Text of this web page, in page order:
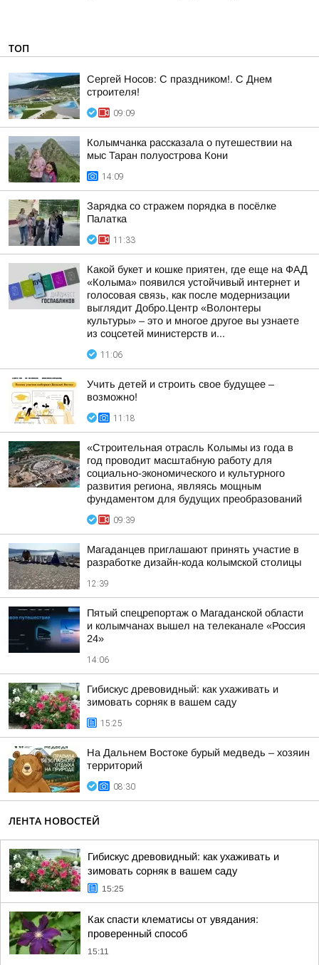
ТОП
Сергей Носов: С праздником!. С Днем
строителя!
09:09
Колымчанка рассказала о путешествии на
мыс Таран полуострова Кони
14:09
Зарядка со стражем порядка в посёлке
Палатка
11:33
Какой букет и кошке приятен, где еще на ФАД
«Колыма» появился устойчивый интернет и
голосовая связь, как после модернизации
выглядит Добро.Центр «Волонтеры
культуры» – это и многое другое вы узнаете
из соцсетей министерств и...
11:06
Учить детей и строить свое будущее –
возможно!
11:18
«Строительная отрасль Колымы из года в
год проводит масштабную работу для
социально-экономического и культурного
развития региона, являясь мощным
фундаментом для будущих преобразований
09:39
Магаданцев приглашают принять участие в
разработке дизайн-кода колымской столицы
12:39
Пятый спецрепортаж о Магаданской области
и колымчанах вышел на телеканале «Россия
24»
14:06
Гибискус древовидный: как ухаживать и
зимовать сорняк в вашем саду
15:25
На Дальнем Востоке бурый медведь – хозяин
территорий
08:30
ЛЕНТА НОВОСТЕЙ
Гибискус древовидный: как ухаживать и
зимовать сорняк в вашем саду
15:25
Как спасти клематисы от увядания:
проверенный способ
15:11